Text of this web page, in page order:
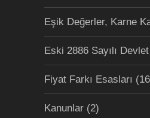
Eşik Değerler, Karne
Eski 2886 Sayılı
Fiyat Farkı Esasları
Kanunlar (2)